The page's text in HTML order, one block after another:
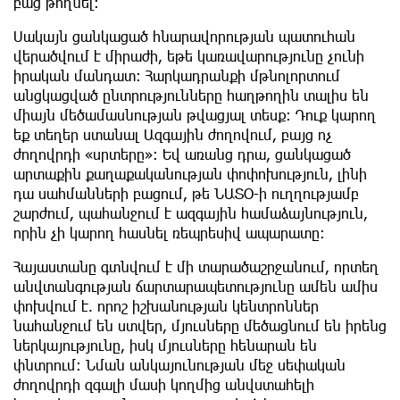
Սակայն ցանկացած հնարավորության պատուհան
վերածվում է միրաժի, եթե կառավարությունը չունի
իրական մանդատ։ Հարկադրանքի մթնոլորտում
անցկացված ընտրությունները հաղթողին տալիս են
միայն մեծամասնության թվացյալ տեսք։ Դուք կարող
եք տեղեր ստանալ Ազգային ժողովում, բայց ոչ
ժողովրդի «սրտերը»։ Եվ առանց դրա, ցանկացած
արտաքին քաղաքականության փոփոխություն, լինի
դա սահմանների բացում, թե ՆԱՏՕ-ի ուղղությամբ
շարժում, պահանջում է ազգային համաձայնություն,
որին չի կարող հասնել ռեպրեսիվ ապարատը։
Հայաստանը գտնվում է մի տարածաշրջանում, որտեղ
անվտանգության ճարտարապետությունը ամեն ամիս
փոխվում է. որոշ իշխանության կենտրոններ
նահանջում են ստվեր, մյուսները մեծացնում են իրենց
ներկայությունը, իսկ մյուսները հենարան են
փնտրում։ Նման անկայունության մեջ սեփական
ժողովրդի զգալի մասի կողմից անվստահելի